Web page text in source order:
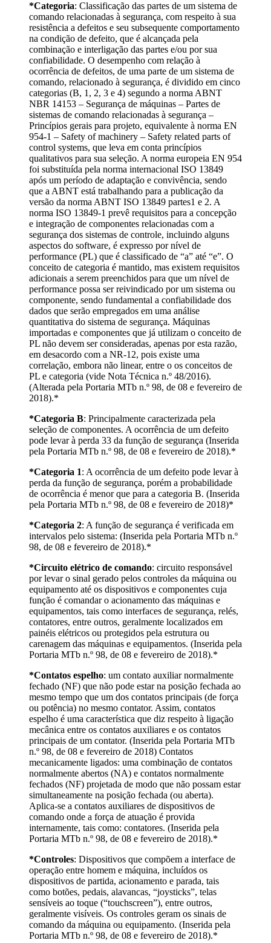
*Categoria: Classificação das partes de um sistema de
comando relacionadas à segurança, com respeito à sua
resistência a defeitos e seu subsequente comportamento
na condição de defeito, que é alcançada pela
combinação e interligação das partes e/ou por sua
confiabilidade. O desempenho com relação à
ocorrência de defeitos, de uma parte de um sistema de
comando, relacionado à segurança, é dividido em cinco
categorias (B, 1, 2, 3 e 4) segundo a norma ABNT
NBR 14153 – Segurança de máquinas – Partes de
sistemas de comando relacionadas à segurança –
Princípios gerais para projeto, equivalente à norma EN
954-1 – Safety of machinery – Safety related parts of
control systems, que leva em conta princípios
qualitativos para sua seleção. A norma europeia EN 954
foi substituída pela norma internacional ISO 13849
após um período de adaptação e convivência, sendo
que a ABNT está trabalhando para a publicação da
versão da norma ABNT ISO 13849 partes1 e 2. A
norma ISO 13849-1 prevê requisitos para a concepção
e integração de componentes relacionadas com a
segurança dos sistemas de controle, incluindo alguns
aspectos do software, é expresso por nível de
performance (PL) que é classificado de “a” até “e”. O
conceito de categoria é mantido, mas existem requisitos
adicionais a serem preenchidos para que um nível de
performance possa ser reivindicado por um sistema ou
componente, sendo fundamental a confiabilidade dos
dados que serão empregados em uma análise
quantitativa do sistema de segurança. Máquinas
importadas e componentes que já utilizam o conceito de
PL não devem ser consideradas, apenas por esta razão,
em desacordo com a NR-12, pois existe uma
correlação, embora não linear, entre o os conceitos de
PL e categoria (vide Nota Técnica n.º 48/2016).
(Alterada pela Portaria MTb n.º 98, de 08 e fevereiro de
2018).*
*Categoria B: Principalmente caracterizada pela
seleção de componentes. A ocorrência de um defeito
pode levar à perda 33 da função de segurança (Inserida
pela Portaria MTb n.º 98, de 08 e fevereiro de 2018).*
*Categoria 1: A ocorrência de um defeito pode levar à
perda da função de segurança, porém a probabilidade
de ocorrência é menor que para a categoria B. (Inserida
pela Portaria MTb n.º 98, de 08 e fevereiro de 2018)*
*Categoria 2: A função de segurança é verificada em
intervalos pelo sistema: (Inserida pela Portaria MTb n.º
98, de 08 e fevereiro de 2018).*
*Circuito elétrico de comando: circuito responsável
por levar o sinal gerado pelos controles da máquina ou
equipamento até os dispositivos e componentes cuja
função é comandar o acionamento das máquinas e
equipamentos, tais como interfaces de segurança, relés,
contatores, entre outros, geralmente localizados em
painéis elétricos ou protegidos pela estrutura ou
carenagem das máquinas e equipamentos. (Inserida pela
Portaria MTb n.º 98, de 08 e fevereiro de 2018).*
*Contatos espelho: um contato auxiliar normalmente
fechado (NF) que não pode estar na posição fechada ao
mesmo tempo que um dos contatos principais (de força
ou potência) no mesmo contator. Assim, contatos
espelho é uma característica que diz respeito à ligação
mecânica entre os contatos auxiliares e os contatos
principais de um contator. (Inserida pela Portaria MTb
n.º 98, de 08 e fevereiro de 2018) Contatos
mecanicamente ligados: uma combinação de contatos
normalmente abertos (NA) e contatos normalmente
fechados (NF) projetada de modo que não possam estar
simultaneamente na posição fechada (ou aberta).
Aplica-se a contatos auxiliares de dispositivos de
comando onde a força de atuação é provida
internamente, tais como: contatores. (Inserida pela
Portaria MTb n.º 98, de 08 e fevereiro de 2018).*
*Controles: Dispositivos que compõem a interface de
operação entre homem e máquina, incluídos os
dispositivos de partida, acionamento e parada, tais
como botões, pedais, alavancas, “joysticks”, telas
sensíveis ao toque (“touchscreen”), entre outros,
geralmente visíveis. Os controles geram os sinais de
comando da máquina ou equipamento. (Inserida pela
Portaria MTb n.º 98, de 08 e fevereiro de 2018).*